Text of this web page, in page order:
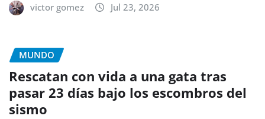
victor gomez Jul 23, 2026
MUNDO
Rescatan con vida a una gata tras
pasar 23 días bajo los escombros del
sismo